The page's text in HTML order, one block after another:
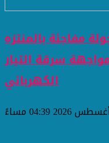
مفاجئة بالمنتزه
سرقة التيار
الكهربائي